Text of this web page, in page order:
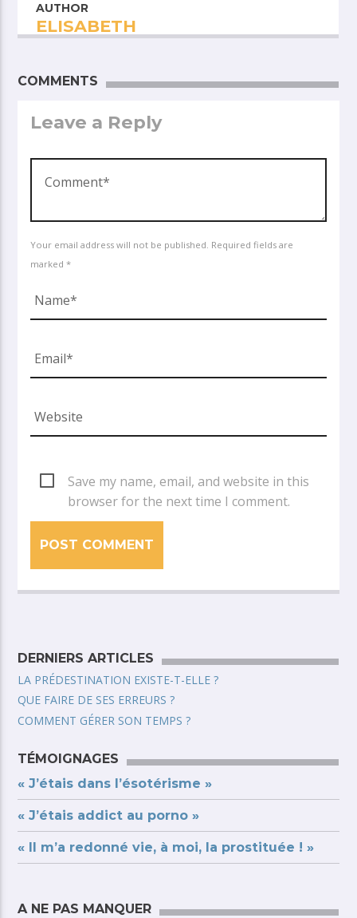
AUTHOR
ELISABETH
COMMENTS
Leave a Reply
Your email address will not be published. Required fields are
marked *
Save my name, email, and website in this
browser for the next time I comment.
DERNIERS ARTICLES
LA PRÉDESTINATION EXISTE-T-ELLE ?
QUE FAIRE DE SES ERREURS ?
COMMENT GÉRER SON TEMPS ?
TÉMOIGNAGES
« J’étais dans l’ésotérisme »
« J’étais addict au porno »
« Il m’a redonné vie, à moi, la prostituée ! »
A NE PAS MANQUER